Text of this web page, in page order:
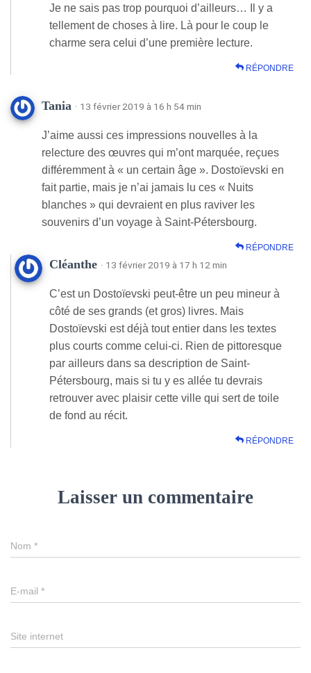
Je ne sais pas trop pourquoi d’ailleurs… Il y a
tellement de choses à lire. Là pour le coup le
charme sera celui d’une première lecture.
RÉPONDRE
Tania · 13 février 2019 à 16 h 54 min
J’aime aussi ces impressions nouvelles à la
relecture des œuvres qui m’ont marquée, reçues
différemment à « un certain âge ». Dostoïevski en
fait partie, mais je n’ai jamais lu ces « Nuits
blanches » qui devraient en plus raviver les
souvenirs d’un voyage à Saint-Pétersbourg.
RÉPONDRE
Cléanthe · 13 février 2019 à 17 h 12 min
C’est un Dostoïevski peut-être un peu mineur à
côté de ses grands (et gros) livres. Mais
Dostoïevski est déjà tout entier dans les textes
plus courts comme celui-ci. Rien de pittoresque
par ailleurs dans sa description de Saint-
Pétersbourg, mais si tu y es allée tu devrais
retrouver avec plaisir cette ville qui sert de toile
de fond au récit.
RÉPONDRE
Laisser un commentaire
Nom *
E-mail *
Site internet